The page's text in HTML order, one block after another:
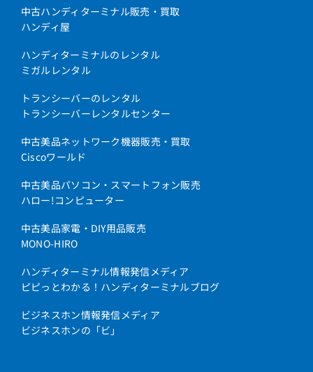
中古ハンディターミナル販売・買取
ハンディ屋
ハンディターミナルのレンタル
ミガルレンタル
トランシーバーのレンタル
トランシーバーレンタルセンター
中古美品ネットワーク機器販売・買取
Ciscoワールド
中古美品パソコン・スマートフォン販売
ハロー!コンピューター
中古美品家電・DIY用品販売
MONO-HIRO
ハンディターミナル情報発信メディア
ピピっとわかる！ハンディターミナルブログ
ビジネスホン情報発信メディア
ビジネスホンの「ビ」